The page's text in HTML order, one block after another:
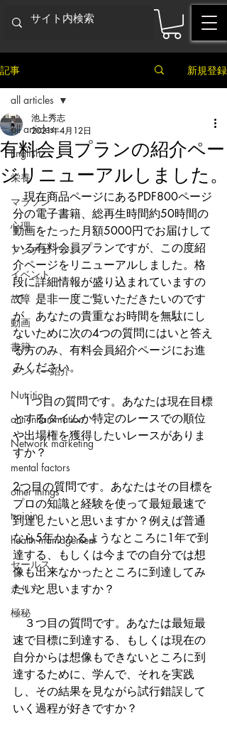
記事 新規登録
all articles
English
栄養
マラソン
心理
アンチエイジング
イベント
故障
動画
書籍
メンバー紹介
Nutrition
anti-inflammation
Network marketing
mental factors
other things
training
health mamagement
セールス
走り方
極秘
all articles
有料会員プランの紹介ペー
ジリニューアルしました。
池上秀志
2021年4月12日
現在商品ページにあるPDF800ページ
分の電子書籍、総再生時間約50時間の
動画をたった月額5000円でお届けして
いる有料会員プランですが、この度紹
介ページをリニューアルしました。格
段に詳細情報が盛り込まれていますの
で、是非一度ご覧いただきたいのです
が、あなたの貴重なお時間を無駄にし
ないために次の4つの質問にはいと答え
る方のみ、有料会員紹介ページにお進
みください。
1つ目の質問です。あなたは現在目標
とするタイムか特定のレースでの順位
や出場権を獲得したいレースがありま
すか？
2つ目の質問です。あなたはその目標を
プロの知識と経験を使って最短最速で
到達したいと思いますか？例えば普通
なら5年かかるようなところに1年で到
達する、もしくは今までの自分では想
像も出来なかったところに到達してみ
たいと思いますか？
３つ目の質問です。あなたは最短最
速で目標に到達する、もしくは現在の
自分からは想像もできないところに到
達するために、学んで、それを実践
し、その結果を見ながら試行錯誤して
いく過程が好きですか？